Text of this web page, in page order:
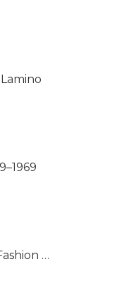
The Lewenhaupt Fashion Collection